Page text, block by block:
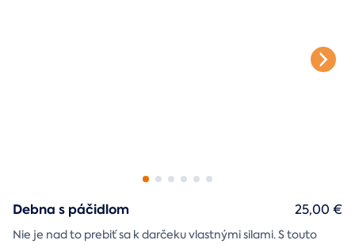
Debna s páčidlom
Nie je nad to prebiť sa k darčeku vlastnými silami. S touto
25,00 €